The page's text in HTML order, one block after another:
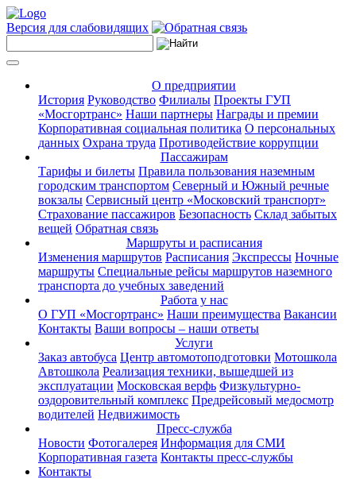
Версия для слабовидящих
О предприятии
История Руководство Филиалы Проекты ГУП
«Мосгортранс» Наши партнеры Награды и премии
Корпоративная социальная политика О персональных
данных Охрана труда Противодействие коррупции
Пассажирам
Тарифы и билеты Правила пользования наземным
городским транспортом Северный и Южный речные
вокзалы Сервисный центр «Московский транспорт»
Страхование пассажиров Безопасность Склад забытых
вещей Обратная связь
Маршруты и расписания
Изменения маршрутов Расписания Экспрессы Ночные
маршруты Специальные рейсы маршрутов наземного
транспорта до учебных заведений
Работа у нас
О ГУП «Мосгортранс» Наши преимущества Вакансии
Контакты Ваши вопросы – наши ответы
Услуги
Заказ автобуса Центр автомотоподготовки Мотошкола
Автошкола Реализация техники, вышедшей из
эксплуатации Московская верфь Физкультурно-
оздоровительный комплекс Предрейсовый медосмотр
водителей Недвижимость
Пресс-служба
Новости Фотогалерея Информация для СМИ
Корпоративная газета Контакты пресс-службы
Контакты